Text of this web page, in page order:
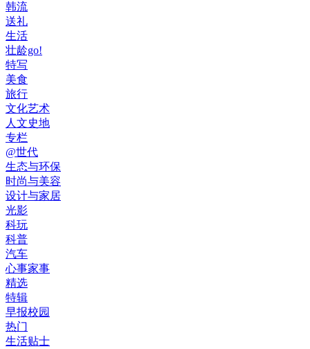
韩流
送礼
生活
壮龄go!
特写
美食
旅行
文化艺术
人文史地
专栏
@世代
生态与环保
时尚与美容
设计与家居
光影
科玩
科普
汽车
心事家事
精选
特辑
早报校园
热门
生活贴士